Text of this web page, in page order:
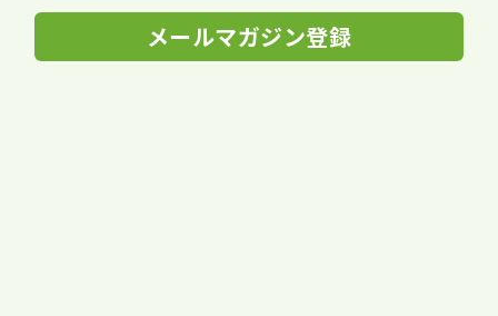
メールマガジン登録